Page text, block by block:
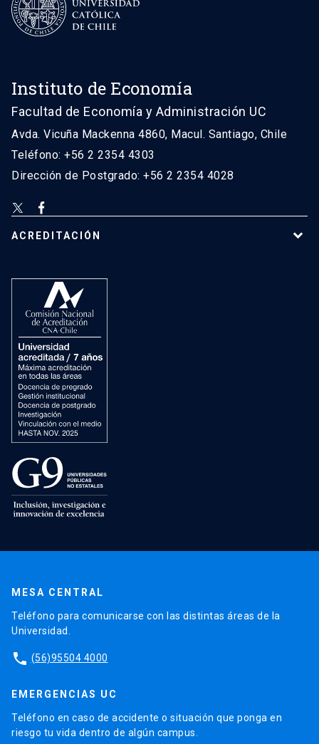
Instituto de Economía
Facultad de Economía y Administración UC
Avda. Vicuña Mackenna 4860, Macul. Santiago, Chile
Teléfono: +56 2 2354 4303
Dirección de Postgrado: +56 2 2354 4028
ACREDITACIÓN
MESA CENTRAL
Teléfono para comunicarse con las distintas áreas de la
Universidad.
phone (56)95504 4000
EMERGENCIAS UC
Teléfono en caso de accidente o situación que ponga en
riesgo tu vida dentro de algún campus.